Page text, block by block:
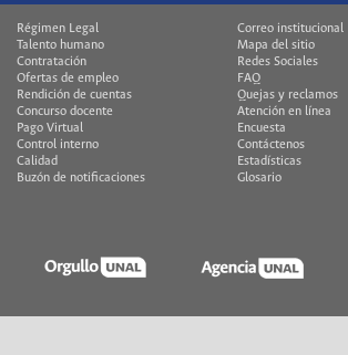
Régimen Legal
Talento humano
Contratación
Ofertas de empleo
Rendición de cuentas
Concurso docente
Pago Virtual
Control interno
Calidad
Buzón de notificaciones
Correo institucional
Mapa del sitio
Redes Sociales
FAQ
Quejas y reclamos
Atención en línea
Encuesta
Contáctenos
Estadísticas
Glosario